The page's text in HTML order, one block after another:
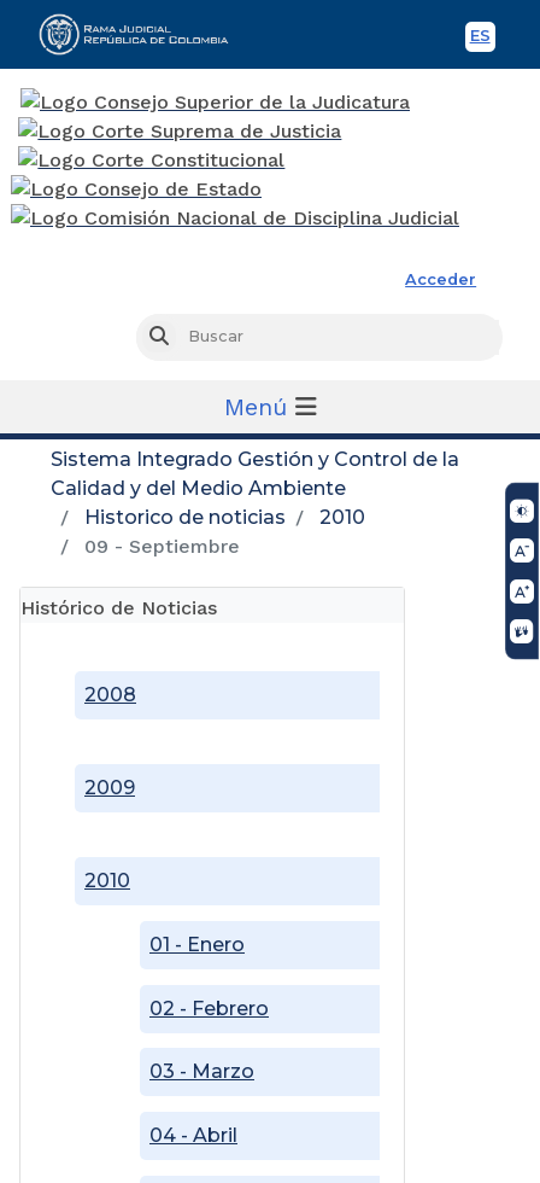
ES
Acceder
Buscar
Menú
Sistema Integrado Gestión y Control de la
Calidad y del Medio Ambiente
Historico de noticias
2010
09 - Septiembre
Histórico de Noticias
2008
2009
2010
01 - Enero
02 - Febrero
03 - Marzo
04 - Abril